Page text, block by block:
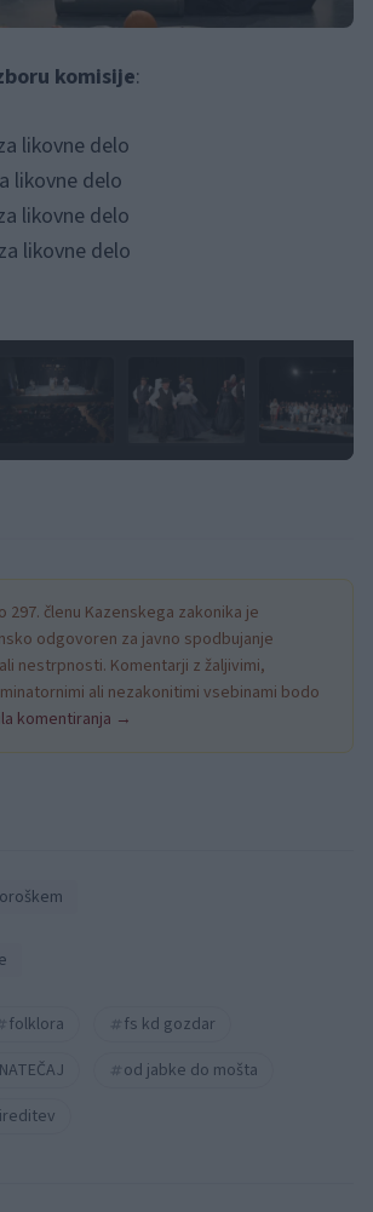
komisije:
likovne delo
likovne delo
likovne delo
likovne delo
297. členu Kazenskega zakonika je
odgovoren za javno spodbujanje
nestrpnosti. Komentarji z žaljivimi,
ali nezakonitimi vsebinami bodo
komentiranja →
folklora
fs kd gozdar
NATEČAJ
od jabke do mošta